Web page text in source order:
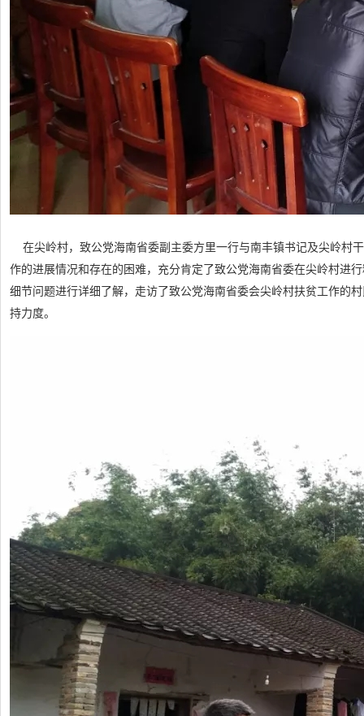
在尖岭村，致公党海南省委副主委方里一行与南丰镇书记及尖岭村
作的进展情况和存在的困难，充分肯定了致公党海南省委在尖岭村进
细节问题进行详细了解，走访了致公党海南省委会尖岭村扶贫工作的
持力度。